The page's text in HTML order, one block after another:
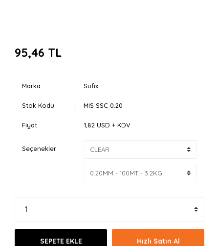
95,46 TL
Marka Sufix
Stok Kodu MIS SSC 0.20
Fiyat 1,82 USD + KDV
Seçenekler
SEPETE EKLE Hızlı Satın Al